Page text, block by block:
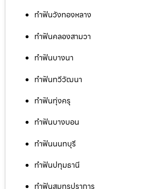
ทำฟันวังทองหลาง
ทำฟันคลองสามวา
ทำฟันบางนา
ทำฟันทวีวัฒนา
ทำฟันทุ่งครุ
ทำฟันบางบอน
ทำฟันนนทบุรี
ทำฟันปทุมธานี
ทำฟันสมุทรปราการ